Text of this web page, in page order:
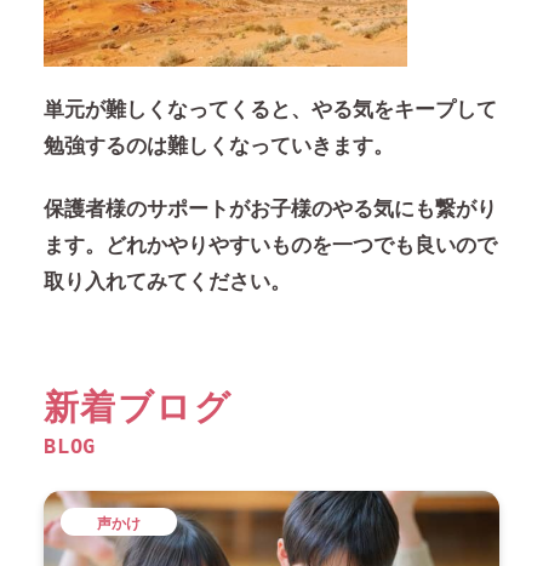
単元が難しくなってくると、やる気をキープして
勉強するのは難しくなっていきます。
保護者様のサポートがお子様のやる気にも繋がり
ます。どれかやりやすいものを一つでも良いので
取り入れてみてください。
新着ブログ
BLOG
声かけ